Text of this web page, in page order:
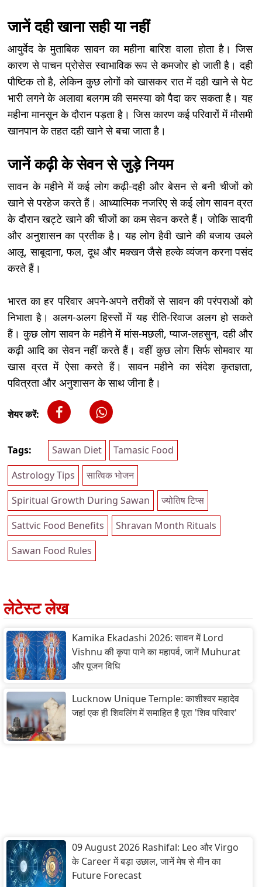
जानें दही खाना सही या नहीं
आयुर्वेद के मुताबिक सावन का महीना बारिश वाला होता है। जिस
कारण से पाचन प्रोसेस स्वाभाविक रूप से कमजोर हो जाती है। दही
पौष्टिक तो है, लेकिन कुछ लोगों को खासकर रात में दही खाने से पेट
भारी लगने के अलावा बलगम की समस्या को पैदा कर सकता है। यह
महीना मानसून के दौरान पड़ता है। जिस कारण कई परिवारों में मौसमी
खानपान के तहत दही खाने से बचा जाता है।
जानें कढ़ी के सेवन से जुड़े नियम
सावन के महीने में कई लोग कढ़ी-दही और बेसन से बनी चीजों को
खाने से परहेज करते हैं। आध्यात्मिक नजरिए से कई लोग सावन व्रत
के दौरान खट्टे खाने की चीजों का कम सेवन करते हैं। जोकि सादगी
और अनुशासन का प्रतीक है। यह लोग हैवी खाने की बजाय उबले
आलू, साबूदाना, फल, दूध और मक्खन जैसे हल्के व्यंजन करना पसंद
करते हैं।
भारत का हर परिवार अपने-अपने तरीकों से सावन की परंपराओं को
निभाता है। अलग-अलग हिस्सों में यह रीति-रिवाज अलग हो सकते
हैं। कुछ लोग सावन के महीने में मांस-मछली, प्याज-लहसुन, दही और
कढ़ी आदि का सेवन नहीं करते हैं। वहीं कुछ लोग सिर्फ सोमवार या
खास व्रत में ऐसा करते हैं। सावन महीने का संदेश कृतज्ञता,
पवित्रता और अनुशासन के साथ जीना है।
शेयर करें:
Tags: Sawan Diet
Tamasic Food
Astrology Tips
सात्विक भोजन
Spiritual Growth During Sawan
ज्योतिष टिप्स
Sattvic Food Benefits
Shravan Month Rituals
Sawan Food Rules
लेटेस्ट लेख
Kamika Ekadashi 2026: सावन में Lord
Vishnu की कृपा पाने का महापर्व, जानें Muhurat
और पूजन विधि
Lucknow Unique Temple: काशीश्वर महादेव
जहां एक ही शिवलिंग में समाहित है पूरा 'शिव परिवार'
09 August 2026 Rashifal: Leo और Virgo
के Career में बड़ा उछाल, जानें मेष से मीन का
Future Forecast